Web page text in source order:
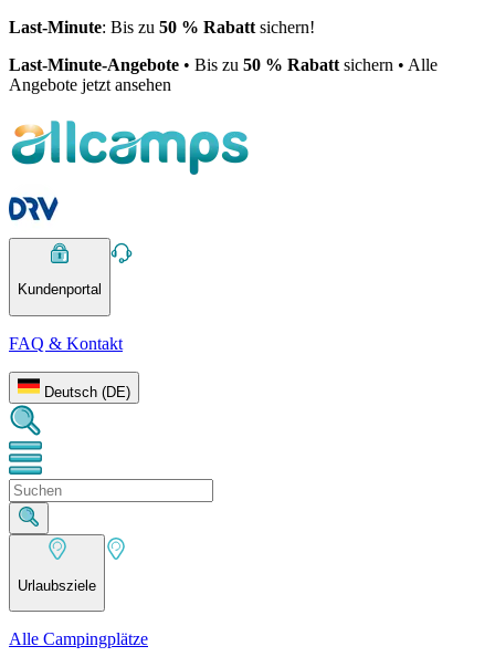
Last-Minute: Bis zu 50 % Rabatt sichern!
Last-Minute-Angebote • Bis zu 50 % Rabatt sichern • Alle
Angebote jetzt ansehen
Kundenportal
FAQ & Kontakt
Deutsch (DE)
Urlaubsziele
Alle Campingplätze